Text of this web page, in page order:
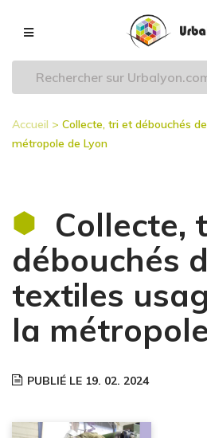
principal
Navigation
principale
Fil
Accueil
Collecte, tri et débouchés
métropole de Lyon
Collecte,
débouchés
textiles
la
PUBLIÉ LE 19. 02. 2024